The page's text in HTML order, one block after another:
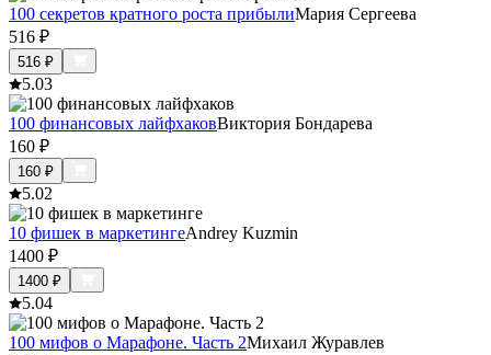
100 секретов кратного роста прибылиМария Сергеева
516 ₽
516 ₽
5.03
100 финансовых лайфхаковВиктория Бондарева
160 ₽
160 ₽
5.02
10 фишек в маркетингеAndrey Kuzmin
1400 ₽
1400 ₽
5.04
100 мифов о Марафоне. Часть 2Михаил Журавлев